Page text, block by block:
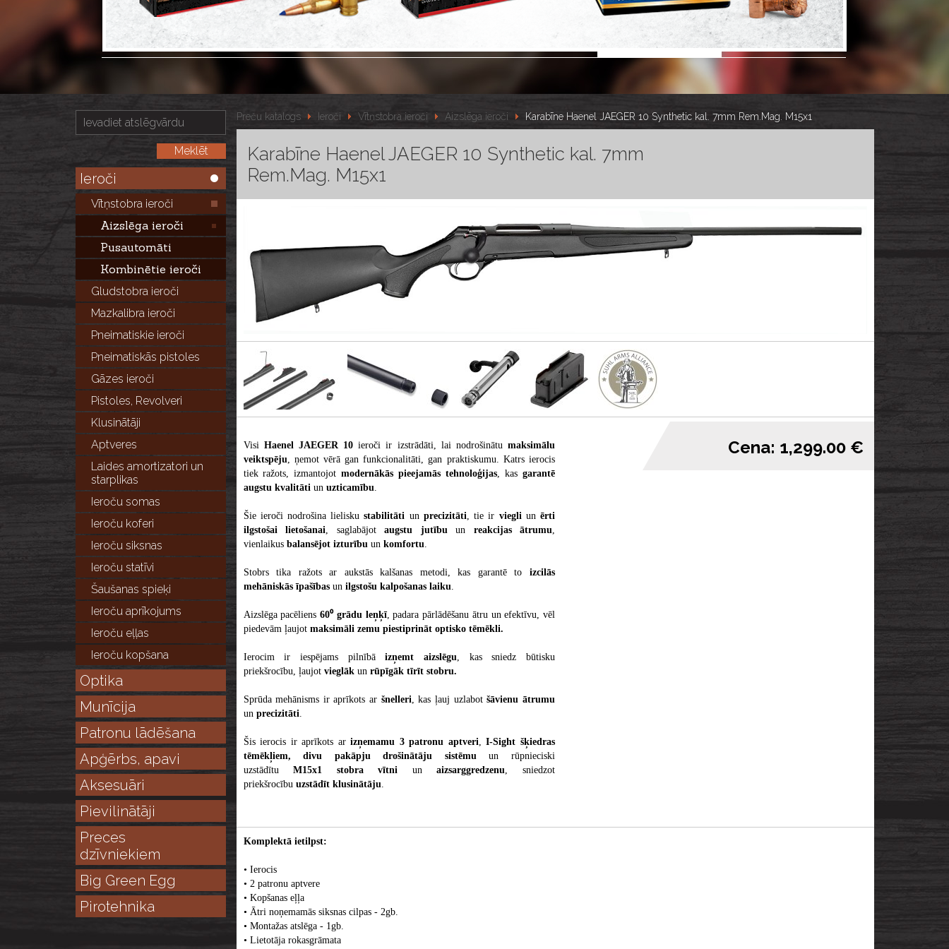
Ieroči
Vītņstobra ieroči
Aizslēga ieroči
Pusautomāti
Kombinētie ieroči
Gludstobra ieroči
Mazkalibra ieroči
Pneimatiskie ieroči
Pneimatiskās pistoles
Gāzes ieroči
Pistoles, Revolveri
Klusinātāji
Aptveres
Laides amortizatori un
starplikas
Ieroču somas
Ieroču koferi
Ieroču siksnas
Ieroču statīvi
Šaušanas spieķi
Ieroču aprīkojums
Ieroču eļļas
Ieroču kopšana
Optika
Munīcija
Patronu lādēšana
Apģērbs, apavi
Aksesuāri
Pievilinātāji
Preces
dzīvniekiem
Big Green Egg
Pirotehnika
Preču katalogs Ieroči Vītņstobra ieroči Aizslēga ieroči Karabīne Haenel JAEGER 10 Synthetic kal. 7mm Rem.Mag. M15x1
Karabīne Haenel JAEGER 10 Synthetic kal. 7mm
Rem.Mag. M15x1
Visi Haenel JAEGER 10 ieroči ir izstrādāti, lai nodrošinātumaksimālu
veiktspēju , ņemot vērā gan funkcionalitāti, gan praktiskumu. Katrs ierocis
tiek ražots, izmantojotmodernākās pieejamās tehnoloģijas , kasgarantē
augstu kvalitāti un uzticamību
Šie ieroči nodrošina lieliskustabilitāti un precizitāti , tie ir viegli unērti
ilgstošai lietošanai , saglabājot augstu jutību un reakcijas ātrumu
vienlaikus balansējot izturību un komfortu
Stobrs tika ražots ar aukstās kalšanas metodi, kas garantē to izcilās
mehāniskās īpašībasun ilgstošu kalpošanas laiku
Aizslēga pacēliens 60⁰ grādu leņķī, padara pārlādēšanu ātru un efektīvu, vēl
piedevām ļaujot maksimāli zemu piestiprināt optisko tēmēkli.
Ierocim ir iespējams pilnībāizņemt aizslēgu , kas sniedz būtisku
priekšrocību, ļaujot vieglāk un rūpīgāk tīrīt stobru.
Sprūda mehānisms ir aprīkots ar šnelleri , kas ļauj uzlabotšāvienu ātrumu
un precizitāti
Šis ierocis ir aprīkots arizņemamu 3 patronu aptveri ,I-Sight šķiedras
tēmēkļiem, divu pakāpju drošinātāju sistēmuun rūpnieciski
uzstādītuM15x1 stobra vītni unaizsarggredzenu , sniedzot
priekšrocību uzstādīt klusinātāju
Cena: 1,299.00 €
Komplektā ietilpst:
• Ierocis
• 2 patronu aptvere
• Kopšanas eļļa
• Ātri noņemamās siksnas cilpas - 2gb.
• Montažas atslēga - 1gb.
• Lietotāja rokasgrāmata